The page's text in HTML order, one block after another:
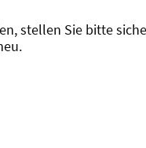
stellen Sie bitte